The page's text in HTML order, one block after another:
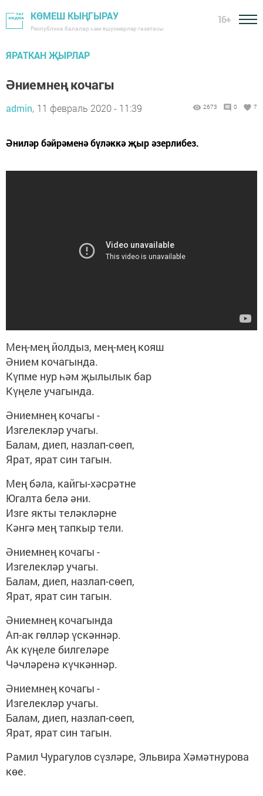
КӨМЕШ КЫҢГЫРАУ
Республика балалар һәм яшүсмерләр газетасы
16+
ЯРАТКАН ҖЫРЛАР
Әниемнең кочагы
admin, 11 февраль 2020 - 11:39 2673 0 7
Әниләр бәйрәменә бүләккә җыр әзерлибез.
Мең-мең йолдыз, мең-мең кояш
Әнием кочагында.
Күпме нур һәм җылылык бар
Күңеле учагында.
Әниемнең кочагы -
Изгелекләр учагы.
Балам, диеп, назлап-сөеп,
Ярат, ярат син тагын.
Мең бәла, кайгы-хәсрәтне
Югалта белә әни.
Изге якты теләкләрне
Кәнгә мең тапкыр тели.
Әниемнең кочагы -
Изгелекләр учагы.
Балам, диеп, назлап-сөеп,
Ярат, ярат син тагын.
Әниемнең кочагында
Ап-ак гөлләр үскәннәр.
Ак күңеле билгеләре
Чәчләренә күчкәннәр.
Әниемнең кочагы -
Изгелекләр учагы.
Балам, диеп, назлап-сөеп,
Ярат, ярат син тагын.
Рамил Чурагулов сүзләре, Эльвира Хәмәтнурова
көе.